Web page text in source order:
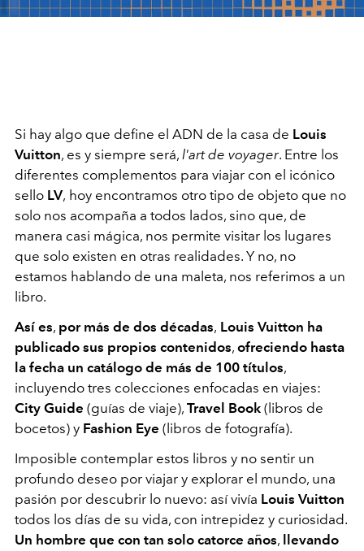
Si hay algo que define el ADN de la casa de Louis
Vuitton, es y siempre será, l'art de voyager. Entre los
diferentes complementos para viajar con el icónico
sello LV, hoy encontramos otro tipo de objeto que no
solo nos acompaña a todos lados, sino que, de
manera casi mágica, nos permite visitar los lugares
que solo existen en otras realidades. Y no, no
estamos hablando de una maleta, nos referimos a un
libro.
Así es, por más de dos décadas, Louis Vuitton ha
publicado sus propios contenidos, ofreciendo hasta
la fecha un catálogo de más de 100 títulos,
incluyendo tres colecciones enfocadas en viajes:
City Guide (guías de viaje), Travel Book (libros de
bocetos) y Fashion Eye (libros de fotografía).
Imposible contemplar estos libros y no sentir un
profundo deseo por viajar y explorar el mundo, una
pasión por descubrir lo nuevo: así vivía Louis Vuitton
todos los días de su vida, con intrepidez y curiosidad.
Un hombre que con tan solo catorce años,
llevando